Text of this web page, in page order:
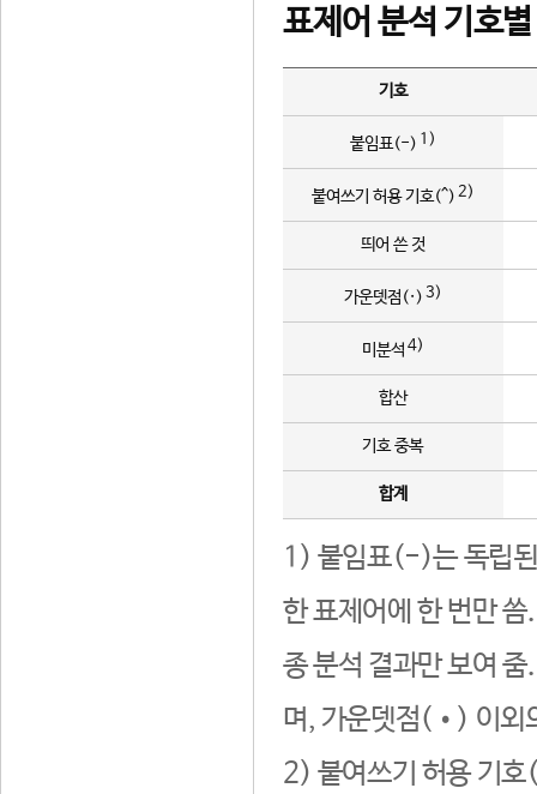
표제어 분석 기호
기호
붙임표(-) 1)
붙여쓰기 허용 기호(^) 2)
띄어 쓴 것
가운뎃점(·) 3)
미분석 4)
합산
기호 중복
합계
1) 붙임표(-)는 독립된
한 표제어에 한 번만
종 분석 결과만 보여
며, 가운뎃점(•) 이외
2) 붙여쓰기 허용 기호